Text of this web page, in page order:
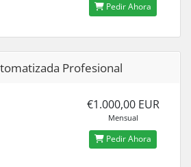
Pedir Ahora
Profesional
€1.000,00 EUR
Mensual
Pedir Ahora